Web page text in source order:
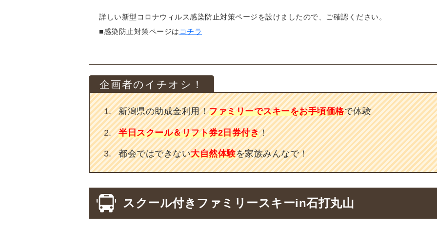
詳しい新型コロナウィルス感染防止対策ページを設けましたので、ご確認ください。
■感染防止対策ページは コチラ
新潟県の助成金利用！ファミリーでスキーをお手頃価格で体験
半日スクール＆リフト券2日券付き！
都会ではできない大自然体験を家族みんなで！
スクール付きファミリースキーin石打丸山